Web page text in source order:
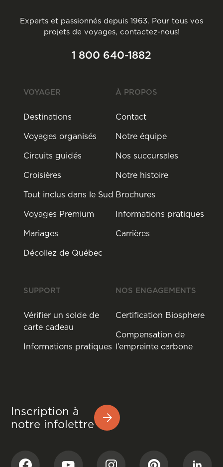
Experts et passionnés depuis 1963. Pour tous vos
projets de voyages, contactez-nous!
1 800 640-1882
VOYAGER
Destinations
Voyages organisés
Circuits guidés
Croisières
Tout inclus dans le Sud
Voyages Premium
Mariages
Décollez de Québec
À PROPOS
Contact
Notre équipe
Nos succursales
Notre histoire
Brochures
Informations pratiques
Carrières
SUPPORT
Vérifier un solde de
carte cadeau
Informations pratiques
NOS ENGAGEMENTS
Certification Biosphere
Compensation de
l’empreinte carbone
Inscription à
notre infolettre